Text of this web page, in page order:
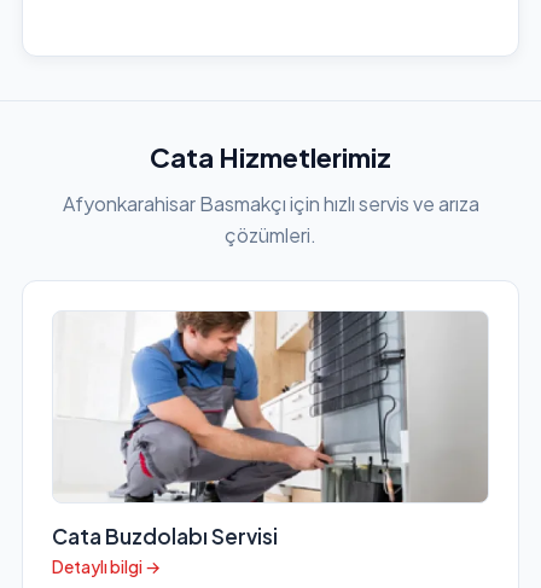
Cata Hizmetlerimiz
Afyonkarahisar Basmakçı için hızlı servis ve arıza
çözümleri.
Cata Buzdolabı Servisi
Detaylı bilgi →